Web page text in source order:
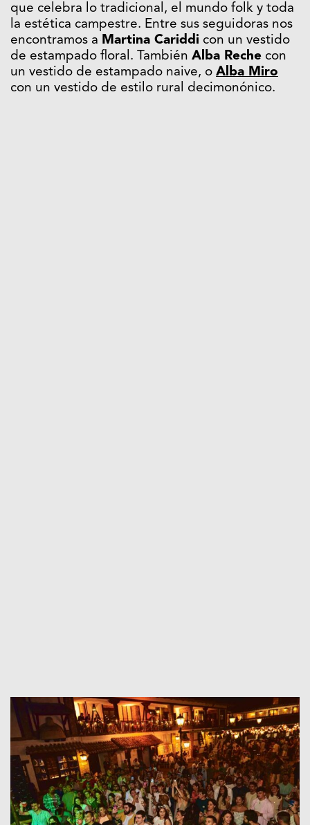
que celebra lo tradicional, el mundo folk y toda
la estética campestre. Entre sus seguidoras nos
encontramos a Martina Cariddi con un vestido
de estampado floral. También Alba Reche con
un vestido de estampado naive, o Alba Miro
con un vestido de estilo rural decimonónico.